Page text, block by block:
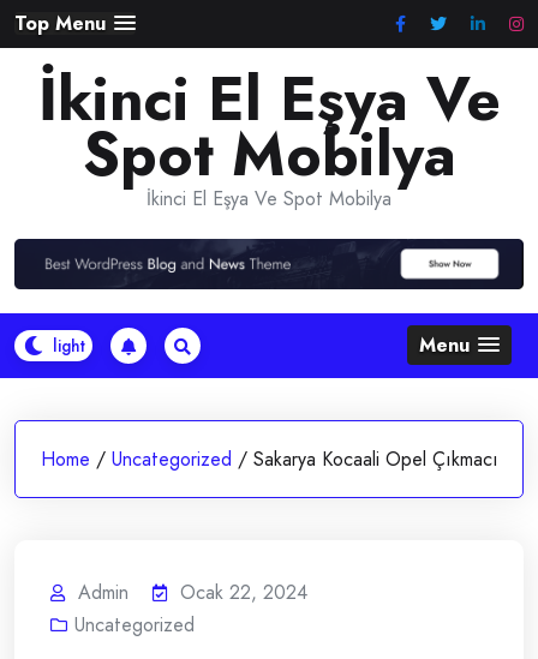
Skip
to
content
Top Menu
İkinci El Eşya Ve
Spot Mobilya
İkinci El Eşya Ve Spot Mobilya
Menu
Home / Uncategorized / Sakarya Kocaali Opel Çıkmacı
Admin
Ocak 22, 2024
Uncategorized